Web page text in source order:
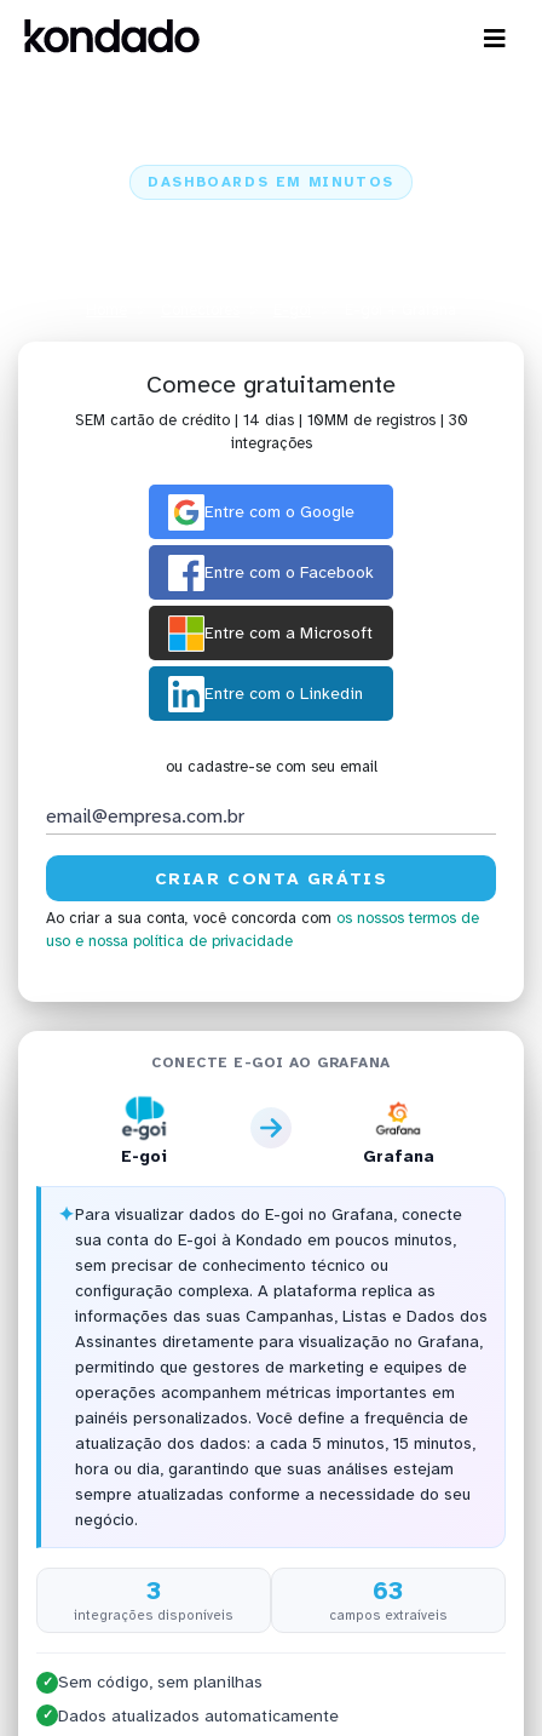
DASHBOARDS EM MINUTOS
Comece gratuitamente
SEM cartão de crédito | 14 dias | 10MM de registros | 30
integrações
Entre com o Google
Entre com o Facebook
Entre com a Microsoft
Entre com o Linkedin
ou cadastre-se com seu email
Ao criar a sua conta, você concorda com os nossos termos de
uso e nossa política de privacidade
CONECTE E-GOI AO GRAFANA
E-goi Grafana
✦Para visualizar dados do E-goi no Grafana, conecte
sua conta do E-goi à Kondado em poucos minutos,
sem precisar de conhecimento técnico ou
configuração complexa. A plataforma replica as
informações das suas Campanhas, Listas e Dados dos
Assinantes diretamente para visualização no Grafana,
permitindo que gestores de marketing e equipes de
operações acompanhem métricas importantes em
painéis personalizados. Você define a frequência de
atualização dos dados: a cada 5 minutos, 15 minutos,
hora ou dia, garantindo que suas análises estejam
sempre atualizadas conforme a necessidade do seu
negócio.
3
integrações disponíveis
63
campos extraíveis
✓ Sem código, sem planilhas
✓ Dados atualizados automaticamente